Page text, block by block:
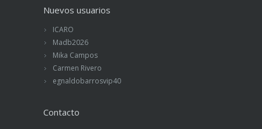
Nuevos usuarios
ICARO
Madb2026
Mika Campos
Carmen Rivero
egnaldobarrosvip40
Contacto